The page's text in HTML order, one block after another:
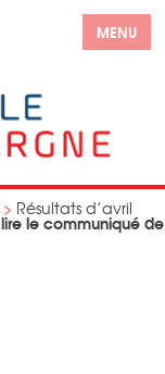
MENU
> Résultats d’avril
lire le communiqué de